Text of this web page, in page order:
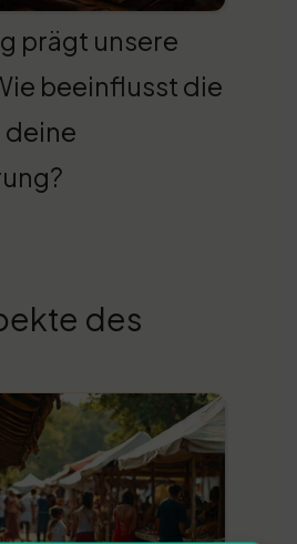
prägt unsere
beeinflusst die
deine
des